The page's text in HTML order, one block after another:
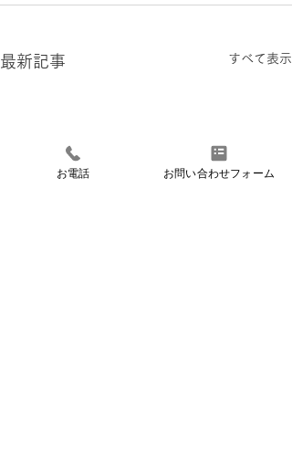
最新記事 すべて表示
お電話 お問い合わせフォーム